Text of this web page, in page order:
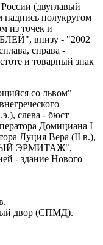
(двуглавый
полукругом
из точек и
внизу - "2002
справа -
и товарный знак
со львом"
слева - бюст
Домициана I
Луция Вера (II в.),
ЭРМИТАЖ",
- здание Нового
двор (СПМД).